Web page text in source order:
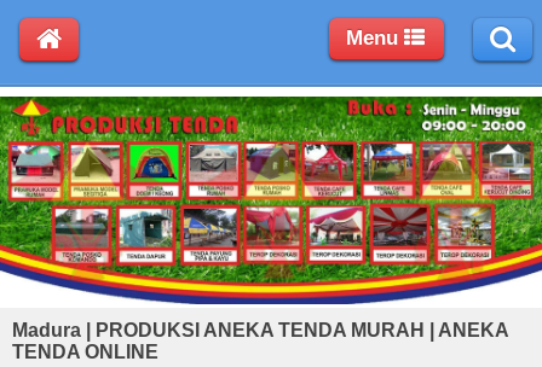
Madura | PRODUKSI ANEKA TENDA MURAH | ANEKA
TENDA ONLINE
Menu